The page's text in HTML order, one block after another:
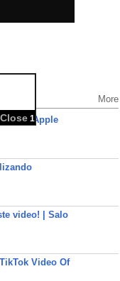
More
— Apple
video! | Salo
Video Of